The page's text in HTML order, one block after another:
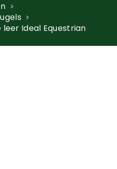
leer Ideal Equestrian